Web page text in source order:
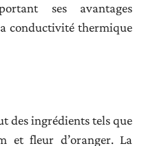
ses avantages
conductivité thermique
des ingrédients tels que
et fleur d’oranger. La